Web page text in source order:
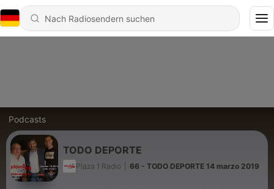
Podcasts
TODO DEPORTE
Plaza 1 Radio 66 - TODO DEPORTE 14 marzo 2019